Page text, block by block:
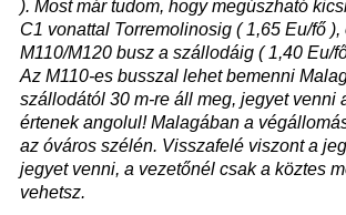
). Most már tudom, hogy megúszható
C1 vonattal Torremolinosig ( 1,65 Eu/fő ),
M110/M120 busz a szállodáig ( 1,40 Eu/
Az M110-es busszal lehet bemenni
szállodától 30 m-re áll meg, jegyet venni
értenek angolul! Malagában a
az óváros szélén. Visszafelé viszont a
jegyet venni, a vezetőnél csak a köztes
vehetsz.